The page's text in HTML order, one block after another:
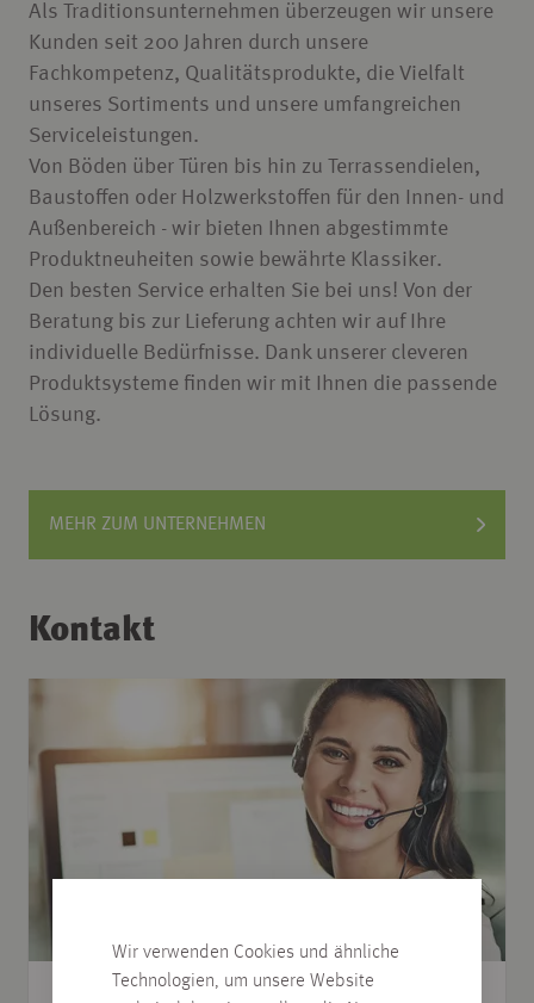
Wir verwenden Cookies und ähnliche
Technologien, um unsere Website
Als Traditionsunternehmen überzeugen wir unsere
Kunden seit 200 Jahren durch unsere
Fachkompetenz, Qualitätsprodukte, die Vielfalt
unseres Sortiments und unsere umfangreichen
Serviceleistungen.
Von Böden über Türen bis hin zu Terrassendielen,
Baustoffen oder Holzwerkstoffen für den Innen- und
Außenbereich - wir bieten Ihnen abgestimmte
Produktneuheiten sowie bewährte Klassiker.
Den besten Service erhalten Sie bei uns! Von der
Beratung bis zur Lieferung achten wir auf Ihre
individuelle Bedürfnisse. Dank unserer cleveren
Produktsysteme finden wir mit Ihnen die passende
Lösung.
MEHR ZUM UNTERNEHMEN
Kontakt